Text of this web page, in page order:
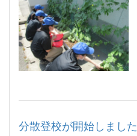
分散登校が開始しました